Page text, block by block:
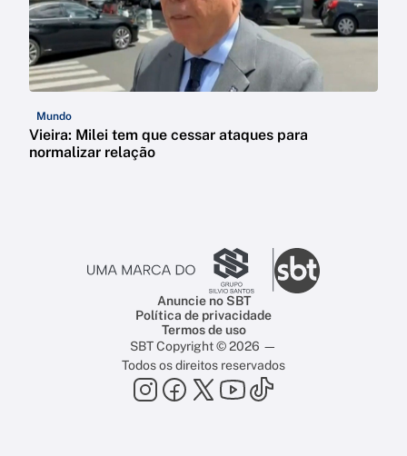
Mundo
Vieira: Milei tem que cessar ataques para
normalizar relação
Anuncie no SBT
Política de privacidade
Termos de uso
SBT Copyright © 2026 —
Todos os direitos reservados